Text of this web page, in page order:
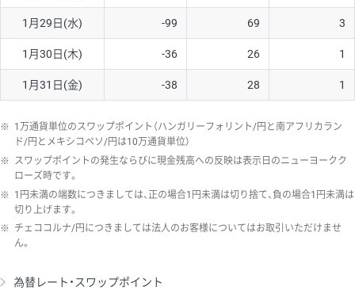
1月29日(水) -99 69 3
1月30日(木) -36 26 1
1月31日(金) -38 28 1
※ 1万通貨単位のスワップポイント（ハンガリーフォリント/円と南アフリカラン
ド/円とメキシコペソ/円は10万通貨単位）
※ スワップポイントの発生ならびに現金残高への反映は表示日のニューヨークク
ローズ時です。
※ 1円未満の端数につきましては、正の場合1円未満は切り捨て、負の場合1円未満は
切り上げます。
※ チェココルナ/円につきましては法人のお客様についてはお取引いただけませ
ん。
為替レート・スワップポイント